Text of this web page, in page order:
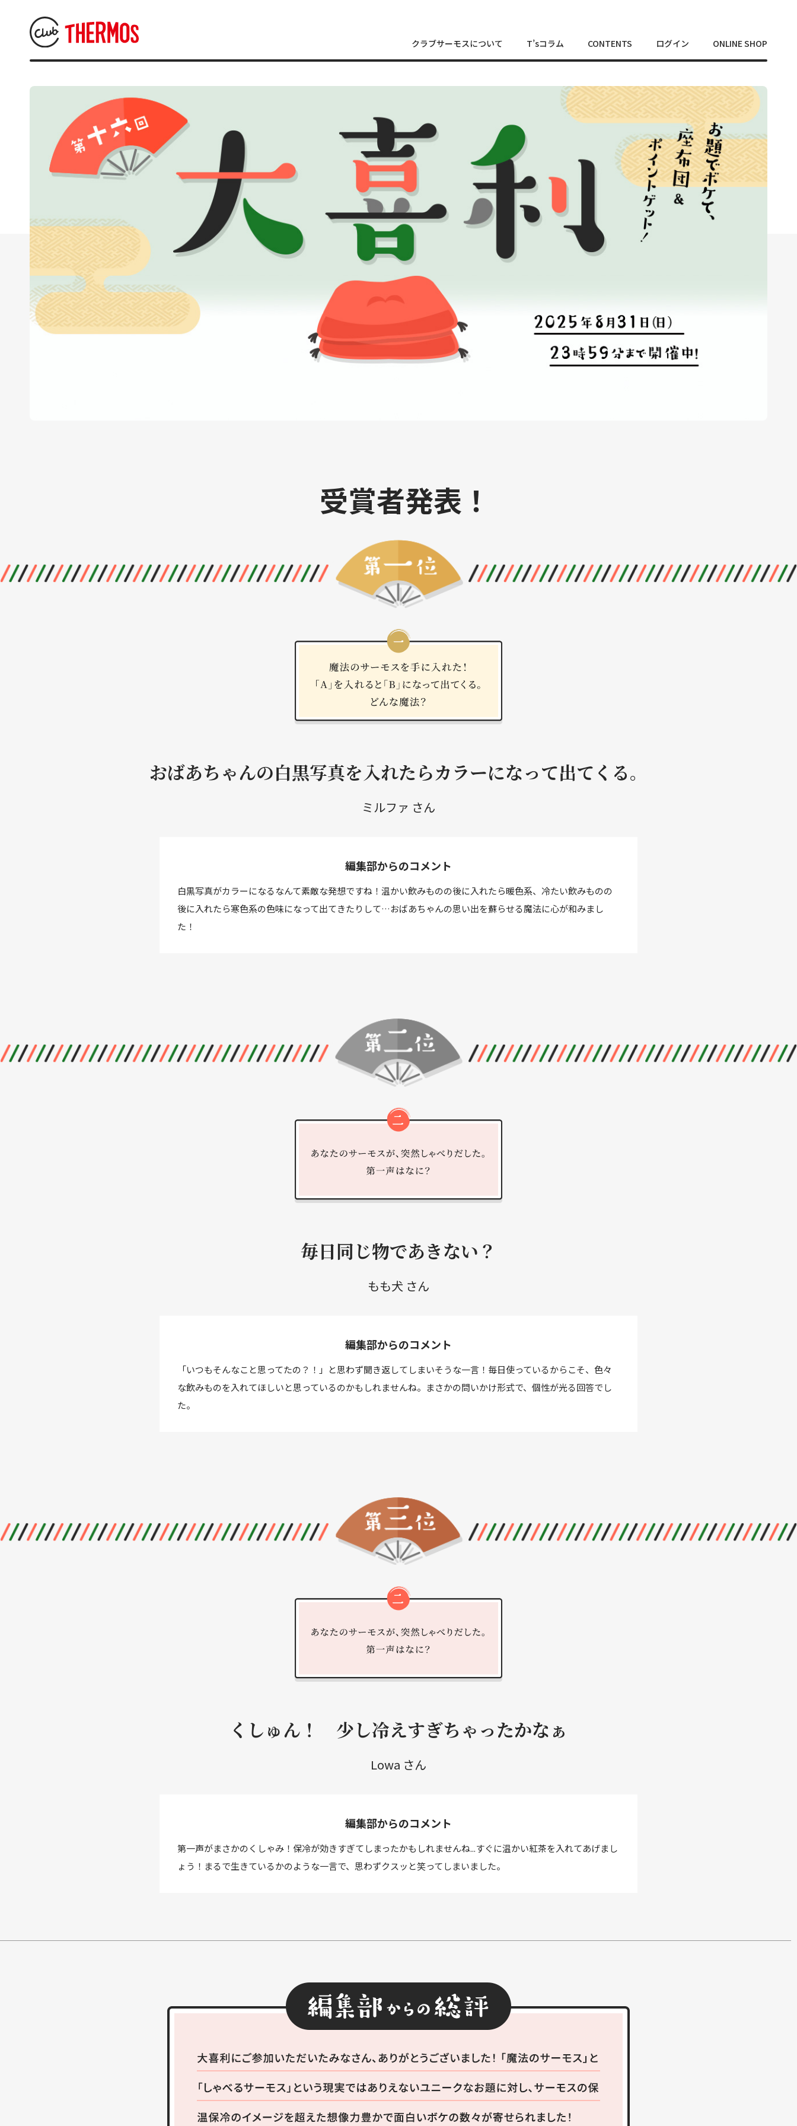
クラブサーモスについて T’sコラム CONTENTS ログイン ONLINE SHOP
受賞者発表！
おばあちゃんの白黒写真を入れたらカラーになって出てくる。
ミルファ さん
編集部からのコメント
白黒写真がカラーになるなんて素敵な発想ですね！温かい飲みものの後に入れたら暖色系、冷たい飲みものの
後に入れたら寒色系の色味になって出てきたりして…おばあちゃんの思い出を蘇らせる魔法に心が和みまし
た！
毎日同じ物であきない？
もも犬 さん
編集部からのコメント
「いつもそんなこと思ってたの？！」と思わず聞き返してしまいそうな一言！毎日使っているからこそ、色々
な飲みものを入れてほしいと思っているのかもしれませんね。まさかの問いかけ形式で、個性が光る回答でし
た。
くしゅん！ 少し冷えすぎちゃったかなぁ
Lowa さん
編集部からのコメント
第一声がまさかのくしゃみ！保冷が効きすぎてしまったかもしれませんね...すぐに温かい紅茶を入れてあげまし
ょう！まるで生きているかのような一言で、思わずクスッと笑ってしまいました。